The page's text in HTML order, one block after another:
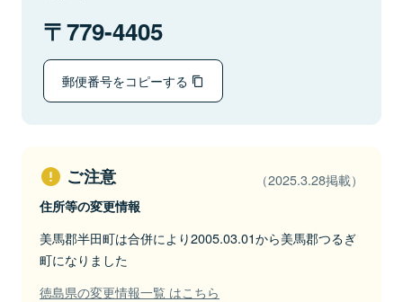
779-4405
郵便番号をコピーする
ご注意 （2025.3.28掲載）
住所等の変更情報
美馬郡半田町は合併により2005.03.01から美馬郡つるぎ
町になりました
徳島県の変更情報一覧 はこちら